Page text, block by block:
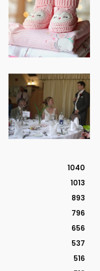
1040
1013
893
796
656
537
516